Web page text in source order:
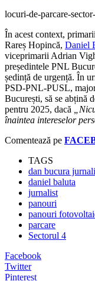
locuri-de-parcare-
În acest context,
Rareș Hopincă, Daniel
viceprimarii Adrian
președintele PNL
ședință de urgență. În
PSD-PNL-PUSL,
București, să se abțină
pentru 2025, dacă
înaintea intereselor
Comentează pe
TAGS
dan bucura
daniel baluta
jurnalist
panouri
panouri
parcare
Sectorul 4
Facebook
Twitter
Pinterest